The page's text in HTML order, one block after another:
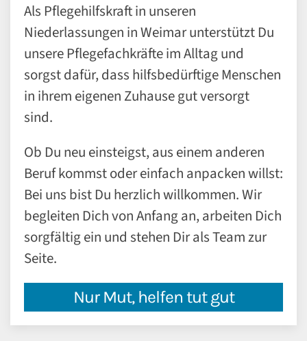
Als Pflegehilfskraft in unseren
Niederlassungen in Weimar unterstützt Du
unsere Pflegefachkräfte im Alltag und
sorgst dafür, dass hilfsbedürftige Menschen
in ihrem eigenen Zuhause gut versorgt
sind.
Ob Du neu einsteigst, aus einem anderen
Beruf kommst oder einfach anpacken willst:
Bei uns bist Du herzlich willkommen. Wir
begleiten Dich von Anfang an, arbeiten Dich
sorgfältig ein und stehen Dir als Team zur
Seite.
Nur Mut, helfen tut gut